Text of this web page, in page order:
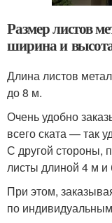
Размер листов
ширина и
Длина листов
до 8 м.
Очень удобно
всего ската — так
С другой стороны,
листы длиной 4 м
При этом,
по